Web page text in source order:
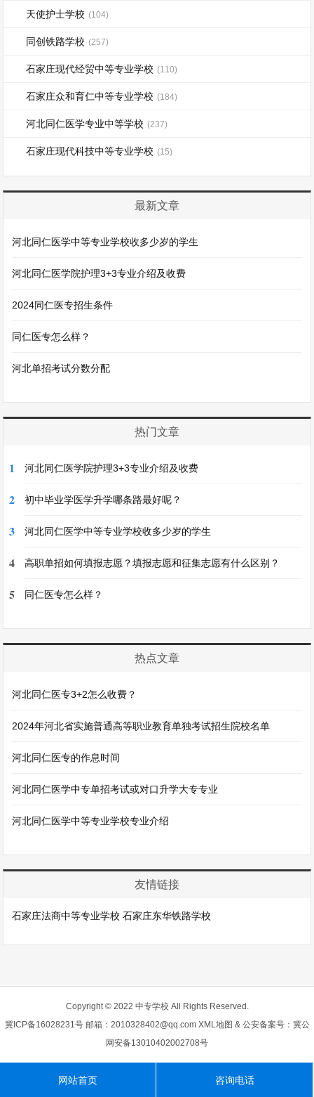
天使护士学校 (104)
同创铁路学校 (257)
石家庄现代经贸中等专业学校 (110)
石家庄众和育仁中等专业学校 (184)
河北同仁医学专业中等学校 (237)
石家庄现代科技中等专业学校 (15)
最新文章
河北同仁医学中等专业学校收多少岁的学生
河北同仁医学院护理3+3专业介绍及收费
2024同仁医专招生条件
​同仁医专怎么样？
河北单招考试分数分配
热门文章
1 河北同仁医学院护理3+3专业介绍及收费
2 初中毕业学医学升学哪条路最好呢？
3 河北同仁医学中等专业学校收多少岁的学生
4 高职单招如何填报志愿？填报志愿和征集志愿有什么区别？
5 ​同仁医专怎么样？
热点文章
河北同仁医专3+2怎么收费？
2024年河北省实施普通高等职业教育单独考试招生院校名单
河北同仁医专的作息时间
河北同仁医学中专单招考试或对口升学大专专业
河北同仁医学中等专业学校专业介绍
友情链接
石家庄法商中等专业学校 石家庄东华铁路学校
Copyright © 2022 中专学校 All Rights Reserved.
冀ICP备16028231号邮箱：2010328402@qq.com XML地图 & 公安备案号：冀公
网安备13010402002708号
网站首页 咨询电话